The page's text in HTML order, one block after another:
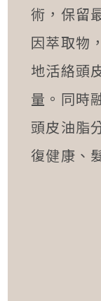
術，保留
因萃取物
地活絡頭
量。同時
頭皮油脂
復健康、